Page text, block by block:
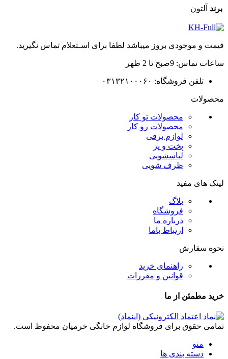
برند آلتون
قیمت و موجودی بروز میباشد لطفا برای اسـتعلام تماس نگیرید.
ساعات تماس: 9صبح تا 2 ظهر
تلفن فروشگاه: ۰۳۱۳۲۱۰۰۰۶۰
محصولات
محصولات تو کار
محصولات رو کار
لوازم برقی
پخت و پز
لباسشویی
ظرف شویی
لینک های مفید
بلاگ
فروشگاه
درباره ما
ارتباط باما
نحوه سفارش
راهنمای خرید
قوانین و مقررات
خرید مطمئن از ما
تمامی حقوق برای فروشگاه لوازم خانگی خرمیان محفوظ است.
منو
دسته بندی ها